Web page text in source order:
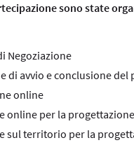
sono state
Negoziazione
di avvio e conclusione del
online
online per la
sul territorio per la